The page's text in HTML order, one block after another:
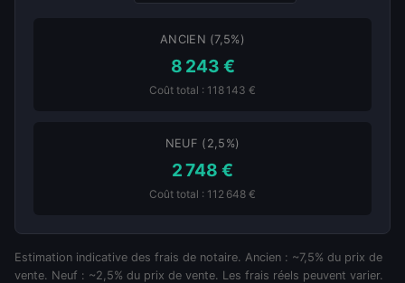
ANCIEN (7,5%)
8 243 €
Coût total : 118 143 €
NEUF (2,5%)
2 748 €
Coût total : 112 648 €
Estimation indicative des frais de notaire. Ancien : ~7,5% du prix de
vente. Neuf : ~2,5% du prix de vente. Les frais réels peuvent varier.